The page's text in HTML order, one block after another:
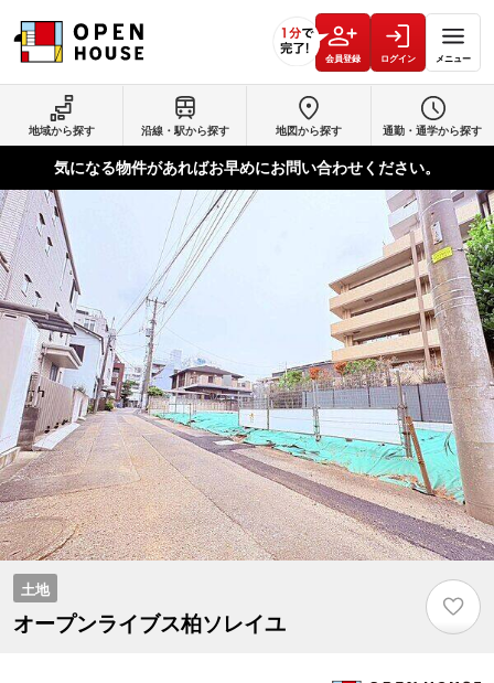
会員登録 ログイン メニュー
地域から探す 沿線・駅から探す 地図から探す 通勤・通学から探す
気になる物件があればお早めにお問い合わせください。
土地
オープンライブス柏ソレイユ
♡